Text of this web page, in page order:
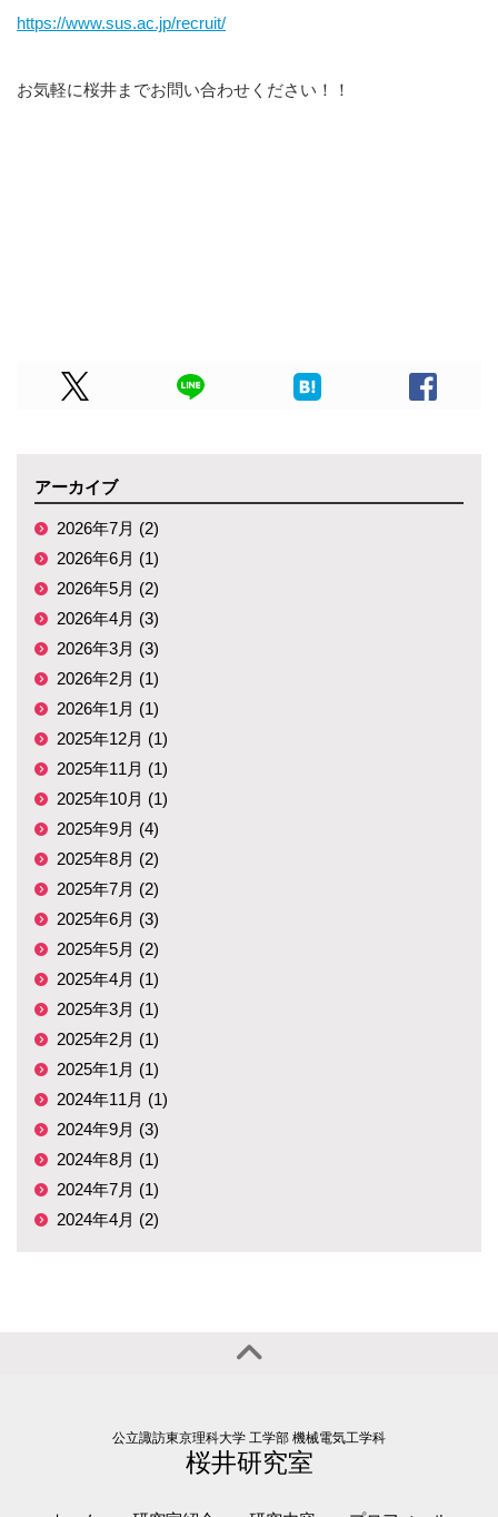
https://www.sus.ac.jp/recruit/
お気軽に桜井までお問い合わせください！！
アーカイブ
2026年7月 (2)
2026年6月 (1)
2026年5月 (2)
2026年4月 (3)
2026年3月 (3)
2026年2月 (1)
2026年1月 (1)
2025年12月 (1)
2025年11月 (1)
2025年10月 (1)
2025年9月 (4)
2025年8月 (2)
2025年7月 (2)
2025年6月 (3)
2025年5月 (2)
2025年4月 (1)
2025年3月 (1)
2025年2月 (1)
2025年1月 (1)
2024年11月 (1)
2024年9月 (3)
2024年8月 (1)
2024年7月 (1)
2024年4月 (2)
公立諏訪東京理科大学 工学部 機械電気工学科
桜井研究室